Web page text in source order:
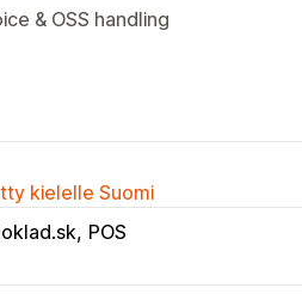
& OSS handling
kielelle Suomi
POS